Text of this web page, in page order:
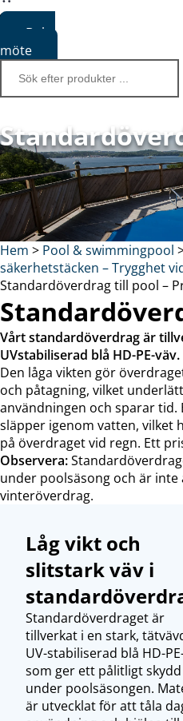
Boka
möte
Hem > Pool & swimmingpool
säkerhetstäcken – Trygghet
Standardöverdrag till pool –
Vårt standardöverdrag är
UVstabiliserad blå HD-PE-väv.
Den låga vikten gör
och påtagning, vilket
användningen och sparar
släpper igenom vatten, vilket
på överdraget vid regn. Ett
Observera:
under poolsäsong och är inte
vinteröverdrag.
Låg vikt och
slitstark väv i
Standardöverdraget är
tillverkat i en stark,
UV-stabiliserad blå HD-
som ger ett pålitligt skydd
under poolsäsongen.
är utvecklat för att tåla